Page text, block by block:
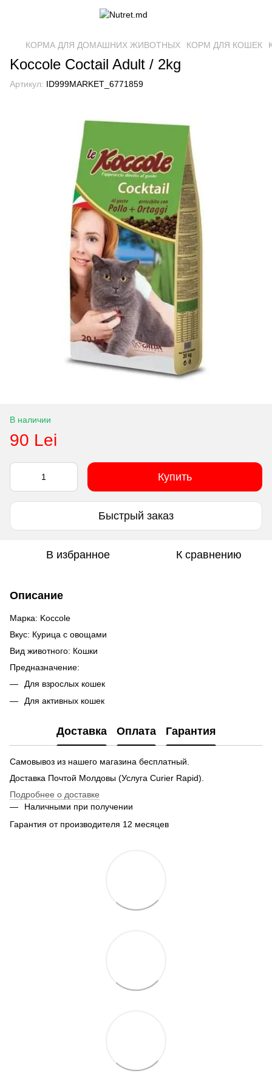
КОРМА ДЛЯ ДОМАШНИХ ЖИВОТНЫХ КОРМ ДЛЯ КОШЕК
Koccole Coctail Adult / 2kg
Артикул: ID999MARKET_6771859
В наличии
90 Lei
Купить
Быстрый заказ
В избранное К сравнению
Описание
Марка: Koccole
Вкус: Курица с овощами
Вид животного: Кошки
Предназначение:
Для взрослых кошек
Для активных кошек
Доставка Оплата Гарантия
Самовывоз из нашего магазина бесплатный.
Доставка Почтой Молдовы (Услуга Curier Rapid).
Подробнее о доставке
Наличными при получении
Гарантия от производителя 12 месяцев